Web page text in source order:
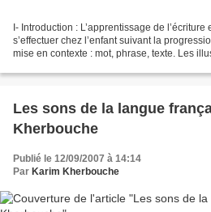
I- Introduction : L’apprentissage de
s’effectuer chez l’enfant suivant la
mise en contexte : mot, phrase, texte. Les
Les sons de la langue
Kherbouche
Publié le 12/09/2007 à 14:14
Par Karim Kherbouche